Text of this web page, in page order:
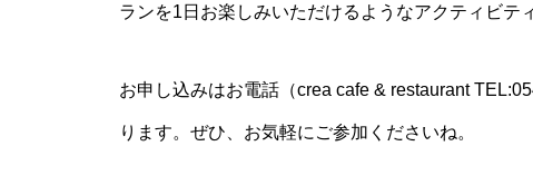
village marche 4月のワークショ
ランを1日お楽しみいただけるようなアクティビテ
お申し込みはお電話（crea cafe & restaurant
ります。ぜひ、お気軽にご参加くださいね。